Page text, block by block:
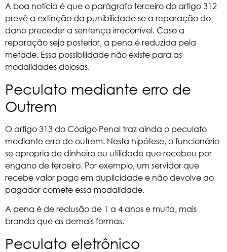
A boa notícia é que o parágrafo terceiro do artigo 312
prevê a extinção da punibilidade se a reparação do
dano preceder a sentença irrecorrível. Caso a
reparação seja posterior, a pena é reduzida pela
metade. Essa possibilidade não existe para as
modalidades dolosas.
Peculato mediante erro de
Outrem
O artigo 313 do Código Penal traz ainda o peculato
mediante erro de outrem. Nesta hipótese, o funcionário
se apropria de dinheiro ou utilidade que recebeu por
engano de terceiro. Por exemplo, um servidor que
recebe valor pago em duplicidade e não devolve ao
pagador comete essa modalidade.
A pena é de reclusão de 1 a 4 anos e multa, mais
branda que as demais formas.
Peculato eletrônico